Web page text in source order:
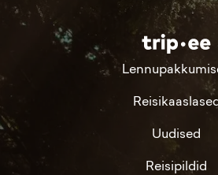
Uudised
Reisipildid